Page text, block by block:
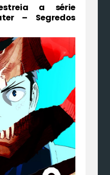
a série
– Segredos